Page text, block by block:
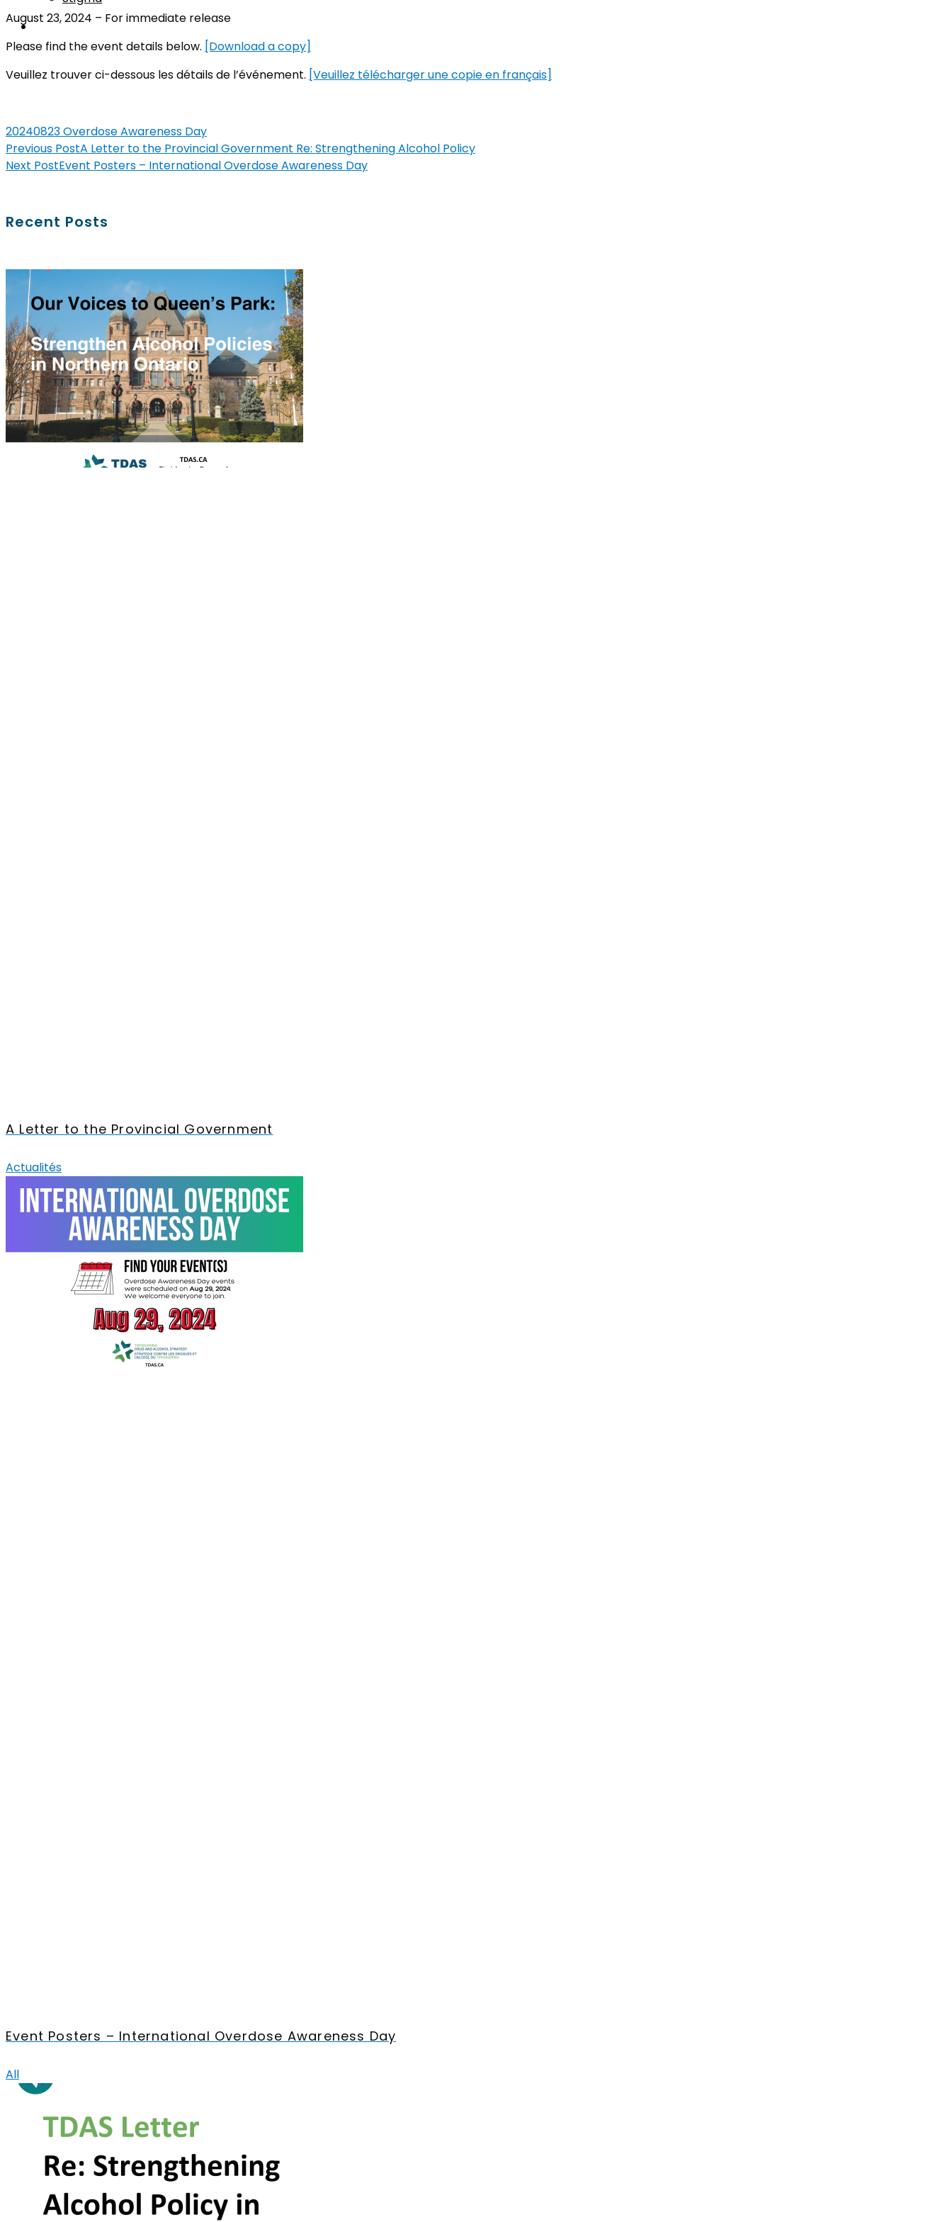
August 23, 2024 – For immediate release
Please find the event details below. [Download a copy]
Veuillez trouver ci-dessous les détails de l’événement. [Veuillez télécharger une copie en français]
20240823 Overdose Awareness Day
Previous PostA Letter to the Provincial Government Re: Strengthening Alcohol Policy
Next PostEvent Posters – International Overdose Awareness Day
Recent Posts
A Letter to the Provincial Government
Actualités
Event Posters – International Overdose Awareness Day
All